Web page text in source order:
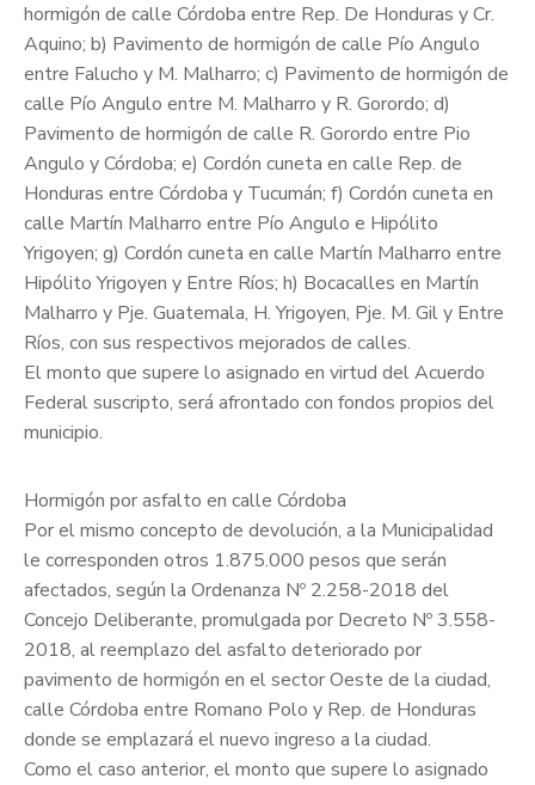
hormigón de calle Córdoba entre Rep. De Honduras y Cr.
Aquino; b) Pavimento de hormigón de calle Pío Angulo
entre Falucho y M. Malharro; c) Pavimento de hormigón de
calle Pío Angulo entre M. Malharro y R. Gorordo; d)
Pavimento de hormigón de calle R. Gorordo entre Pio
Angulo y Córdoba; e) Cordón cuneta en calle Rep. de
Honduras entre Córdoba y Tucumán; f) Cordón cuneta en
calle Martín Malharro entre Pío Angulo e Hipólito
Yrigoyen; g) Cordón cuneta en calle Martín Malharro entre
Hipólito Yrigoyen y Entre Ríos; h) Bocacalles en Martín
Malharro y Pje. Guatemala, H. Yrigoyen, Pje. M. Gil y Entre
Ríos, con sus respectivos mejorados de calles.
El monto que supere lo asignado en virtud del Acuerdo
Federal suscripto, será afrontado con fondos propios del
municipio.
Hormigón por asfalto en calle Córdoba
Por el mismo concepto de devolución, a la Municipalidad
le corresponden otros 1.875.000 pesos que serán
afectados, según la Ordenanza Nº 2.258-2018 del
Concejo Deliberante, promulgada por Decreto Nº 3.558-
2018, al reemplazo del asfalto deteriorado por
pavimento de hormigón en el sector Oeste de la ciudad,
calle Córdoba entre Romano Polo y Rep. de Honduras
donde se emplazará el nuevo ingreso a la ciudad.
Como el caso anterior, el monto que supere lo asignado